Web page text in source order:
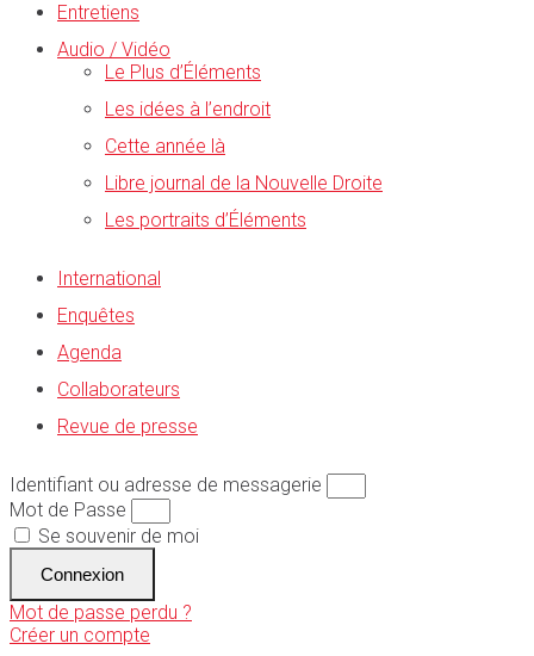
Entretiens
Audio / Vidéo
Le Plus d’Éléments
Les idées à l’endroit
Cette année là
Libre journal de la Nouvelle Droite
Les portraits d’Éléments
International
Enquêtes
Agenda
Collaborateurs
Revue de presse
Identifiant ou adresse de messagerie
Mot de Passe
Se souvenir de moi
Connexion
Mot de passe perdu ?
Créer un compte